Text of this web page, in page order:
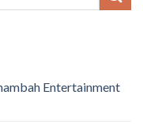
Entertainment